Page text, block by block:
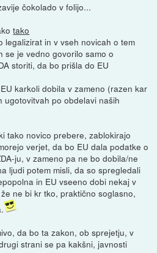
čokolado v folijo...
tako
legalizirat in v vseh novicah o tem
se je vedno govorilo samo o
storiti, da bo prišla do EU
karkoli dobila v zameno (razen kar
ugotovitvah po obdelavi naših
tako novico prebere, zablokirajo
verjet, da bo EU dala podatke o
ju, v zameno pa ne bo dobila/ne
ljudi potem misli, da so spregledali
in EU vseeno dobi nekaj v
ne bi kr tko, praktično soglasno,
da bo ta zakon, ob sprejetju, v
strani se pa kakšni, javnosti